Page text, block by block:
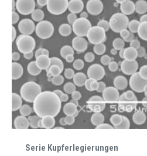
Serie Kupferlegierungen